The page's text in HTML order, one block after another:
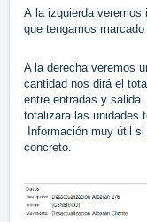
A la izquierda
que tengamos marcado
A la derecha veremos
cantidad nos dirá el
entre entradas y
totalizara las unidades
Información muy útil
concreto.